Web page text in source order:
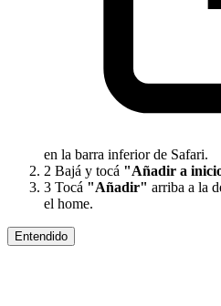
en la barra inferior de Safari.
2 Bajá y tocá "Añadir a
3 Tocá "Añadir" arriba a la
el home.
Entendido